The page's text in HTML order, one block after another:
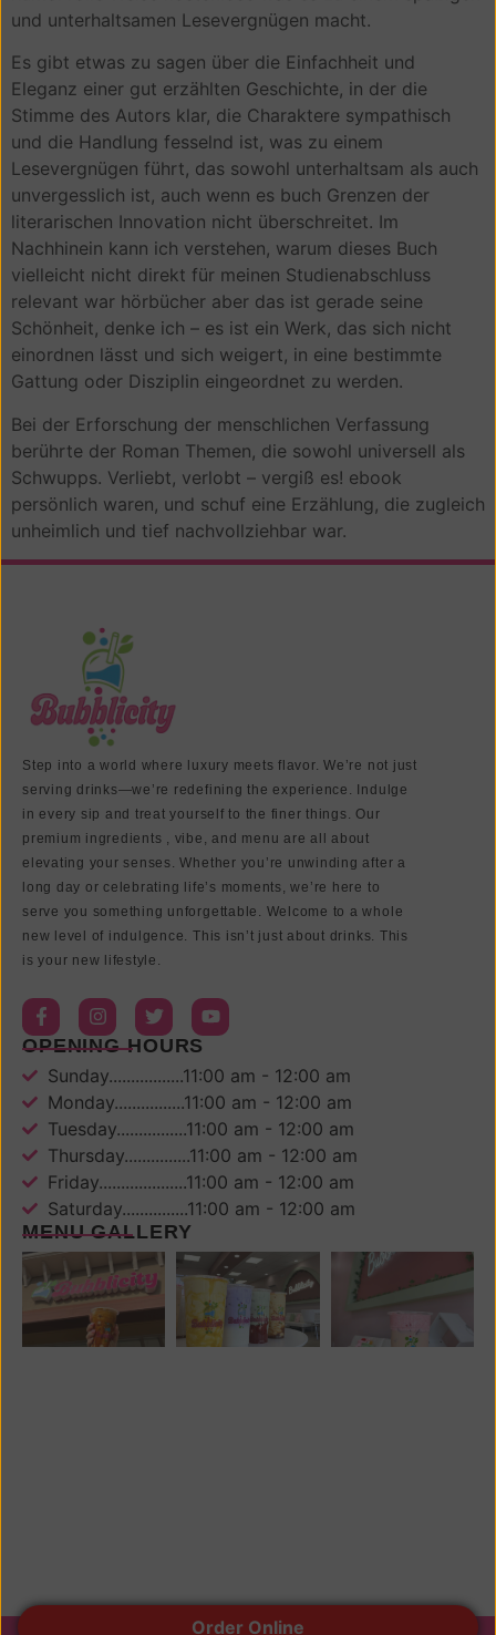
und unterhaltsamen Lesevergnügen macht.
Es gibt etwas zu sagen über die Einfachheit und
Eleganz einer gut erzählten Geschichte, in der die
Stimme des Autors klar, die Charaktere sympathisch
und die Handlung fesselnd ist, was zu einem
Lesevergnügen führt, das sowohl unterhaltsam als auch
unvergesslich ist, auch wenn es buch Grenzen der
literarischen Innovation nicht überschreitet. Im
Nachhinein kann ich verstehen, warum dieses Buch
vielleicht nicht direkt für meinen Studienabschluss
relevant war hörbücher aber das ist gerade seine
Schönheit, denke ich – es ist ein Werk, das sich nicht
einordnen lässt und sich weigert, in eine bestimmte
Gattung oder Disziplin eingeordnet zu werden.
Bei der Erforschung der menschlichen Verfassung
berührte der Roman Themen, die sowohl universell als
Schwupps. Verliebt, verlobt – vergiß es! ebook
persönlich waren, und schuf eine Erzählung, die zugleich
unheimlich und tief nachvollziehbar war.
Step into a world where luxury meets flavor. We’re not just
serving drinks—we’re redefining the experience. Indulge
in every sip and treat yourself to the finer things. Our
premium ingredients , vibe, and menu are all about
elevating your senses. Whether you’re unwinding after a
long day or celebrating life’s moments, we’re here to
serve you something unforgettable. Welcome to a whole
new level of indulgence. This isn’t just about drinks. This
is your new lifestyle.
OPENING HOURS
Sunday.................11:00 am - 12:00 am
Monday................11:00 am - 12:00 am
Tuesday................11:00 am - 12:00 am
Thursday...............11:00 am - 12:00 am
Friday....................11:00 am - 12:00 am
Saturday...............11:00 am - 12:00 am
MENU GALLERY
Order Online